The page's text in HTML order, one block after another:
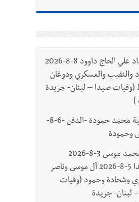
وفاة الحاجة وداد علي الحاج داوود 8-8-2026
والنقيب والعسكري ودوغان
(وفيات صيدا – لبنان- جريدة
)
وفاة الحاجة رقية محمد حمودة -الدفن -6-8-
وفاة مصطفى محمد موسى 3-8-2026
والتعازي في صيدا 5-8-2026 آل موسى وناصر
وشحادة وحمود (وفيات
لبنان- جريدة